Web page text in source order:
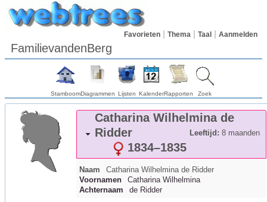
Favorieten Thema Taal Aanmelden
FamilievandenBerg
StamboomDiagrammen Lijsten KalenderRapporten Zoek
Catharina Wilhelmina de
Ridder
Leeftijd: 8 maanden
1834–1835
Naam Catharina Wilhelmina de Ridder
Voornamen
Catharina Wilhelmina
Achternaam
de Ridder